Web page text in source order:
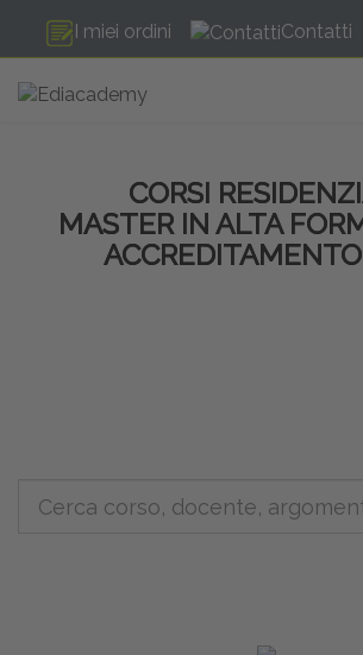
I miei ordini Contatti
CORSI
MASTER IN ALTA